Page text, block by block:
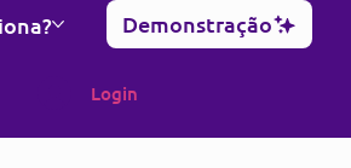
Demonstração
Login